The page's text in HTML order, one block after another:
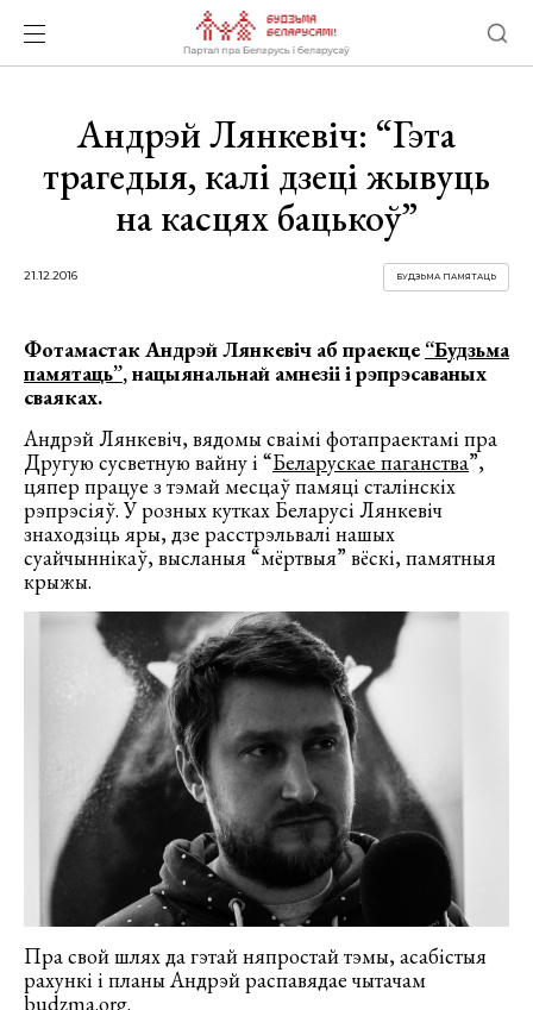
Андрэй Лянкевіч: “Гэта
трагедыя, калі дзеці жывуць
на касцях бацькоў”
21.12.2016 БУДЗЬМА ПАМЯТАЦЬ
Фотамастак Андрэй Лянкевіч аб праекце “Будзьма
памятаць”, нацыянальнай амнезіі і рэпрэсаваных
сваяках.
Андрэй Лянкевіч, вядомы сваімі фотапраектамі пра
Другую сусветную вайну і “Беларускае паганства”,
цяпер працуе з тэмай месцаў памяці сталінскіх
рэпрэсіяў. У розных кутках Беларусі Лянкевіч
знаходзіць яры, дзе расстрэльвалі нашых
суайчыннікаў, высланыя “мёртвыя” вёскі, памятныя
крыжы.
Пра свой шлях да гэтай няпростай тэмы, асабістыя
рахункі і планы Андрэй распавядае чытачам
budzma.org.